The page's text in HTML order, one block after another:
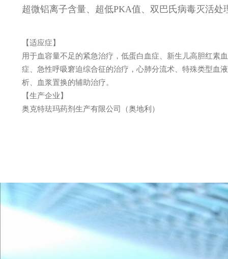
超微铝离子含量、超低PKA值、双巴氏病毒灭活处
【适应症】
用于血容量不足的紧急治疗，低蛋白血症、新生儿高胆红素血
症、急性呼吸窘迫综合征的治疗，心肺分流术、特殊类型血
析、血浆置换的辅助治疗。
【生产企业】
奥克特珐玛药剂生产有限公司（奥地利）